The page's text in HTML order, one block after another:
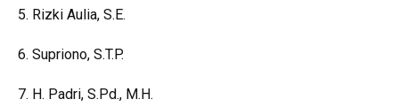
5. Rizki Aulia, S.E.
6. Supriono, S.T.P.
7. H. Padri, S.Pd., M.H.